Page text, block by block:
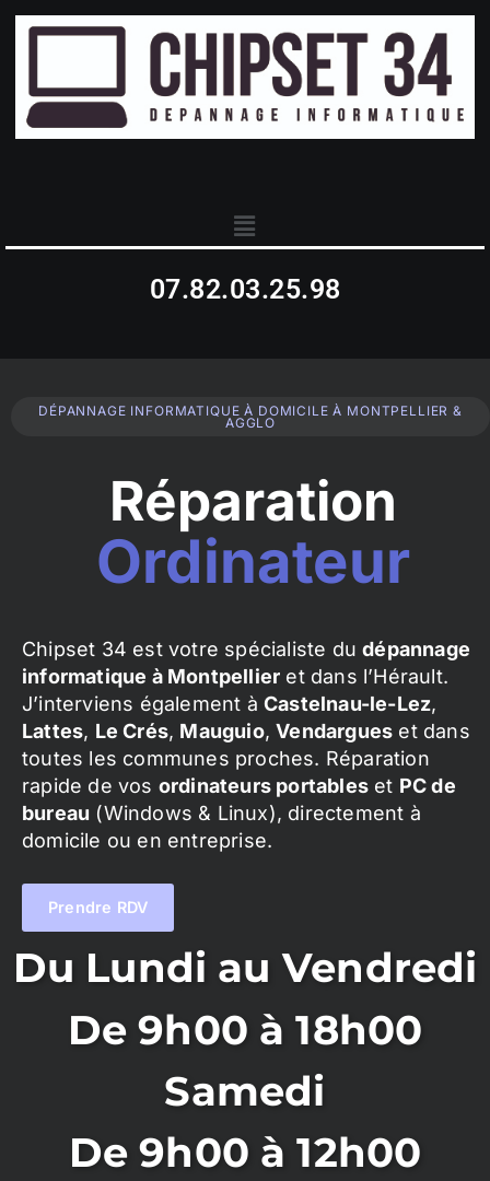
07.82.03.25.98
DÉPANNAGE INFORMATIQUE À DOMICILE À MONTPELLIER &
AGGLO
Réparation
Ordinateur
Chipset 34 est votre spécialiste dudépannage
informatique à Montpellier et dans l’Hérault.
J’interviens également à Castelnau-le-Lez,
Lattes, Le Crés, Mauguio,Vendargues et dans
toutes les communes proches. Réparation
rapide de vos ordinateurs portables et PC de
bureau (Windows & Linux), directement à
domicile ou en entreprise.
Prendre RDV
Du Lundi au Vendredi
De 9h00 à 18h00
Samedi
De 9h00 à 12h00